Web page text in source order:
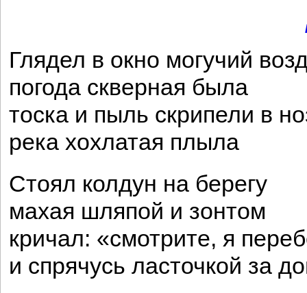
Глядел в окно могучий
погода скверная была
тоска и пыль скрипели в
река хохлатая плыла
Стоял колдун на берегу
махая шляпой и зонтом
кричал: «смотрите, я
и спрячусь ласточкой за